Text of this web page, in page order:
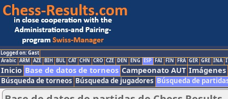
Logged on: Gast
Arabic ARM AZE BIH BUL CAT CHN CRO CZE DEN ENG ESP FAI FIN FRA GER GRE INA
Inicio Base de datos de torneos Campeonato AUT Imágenes
Búsqueda de torneos Búsqueda de jugadores Búsqueda de